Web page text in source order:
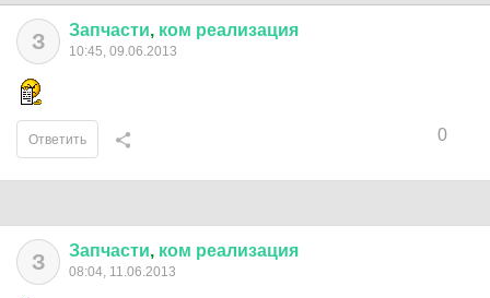
З Запчасти, ком реализация
10:45, 09.06.2013
0
Ответить
З Запчасти, ком реализация
08:04, 11.06.2013